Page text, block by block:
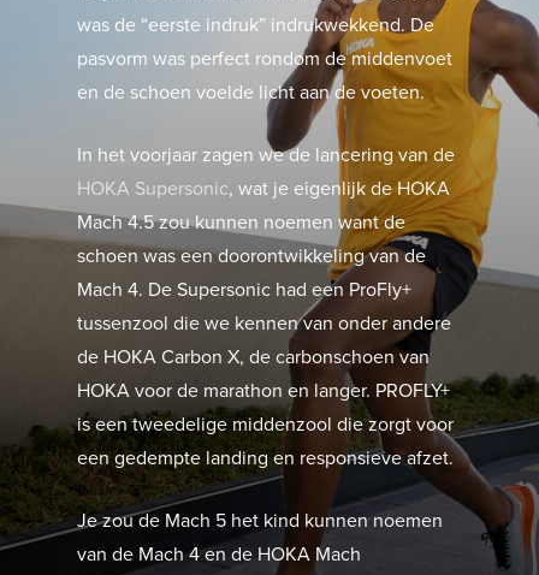
was de “eerste indruk” indrukwekkend. De
pasvorm was perfect rondom de middenvoet
en de schoen voelde licht aan de voeten.
In het voorjaar zagen we de lancering van de
HOKA Supersonic, wat je eigenlijk de HOKA
Mach 4.5 zou kunnen noemen want de
schoen was een doorontwikkeling van de
Mach 4. De Supersonic had een ProFly+
tussenzool die we kennen van onder andere
de HOKA Carbon X, de carbonschoen van
HOKA voor de marathon en langer. PROFLY+
is een tweedelige middenzool die zorgt voor
een gedempte landing en responsieve afzet.
Je zou de Mach 5 het kind kunnen noemen
van de Mach 4 en de HOKA Mach